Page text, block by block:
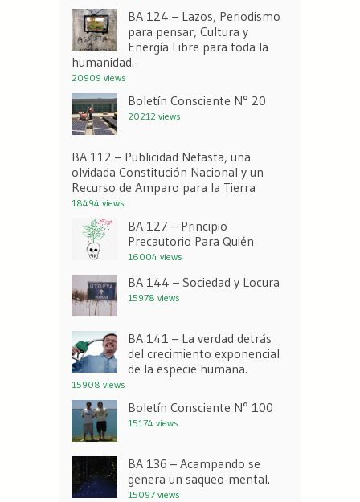
BA 124 – Lazos, Periodismo
para pensar, Cultura y
Energía Libre para toda la
humanidad.-
20909 views
Boletín Consciente N° 20
20212 views
BA 112 – Publicidad Nefasta, una
olvidada Constitución Nacional y un
Recurso de Amparo para la Tierra
18494 views
BA 127 – Principio
Precautorio Para Quién
16004 views
BA 144 – Sociedad y Locura
15978 views
BA 141 – La verdad detrás
del crecimiento exponencial
de la especie humana.
15908 views
Boletín Consciente N° 100
15174 views
BA 136 – Acampando se
genera un saqueo-mental.
15097 views